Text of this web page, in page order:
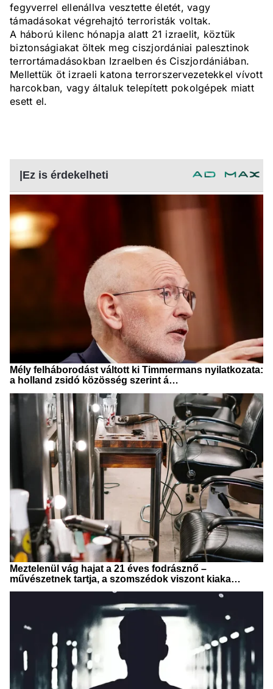
fegyverrel ellenállva vesztette életét, vagy
támadásokat végrehajtó terroristák voltak.
A háború kilenc hónapja alatt 21 izraelit, köztük
biztonságiakat öltek meg ciszjordániai palesztinok
terrortámadásokban Izraelben és Ciszjordániában.
Mellettük öt izraeli katona terrorszervezetekkel vívott
harcokban, vagy általuk telepített pokolgépek miatt
esett el.